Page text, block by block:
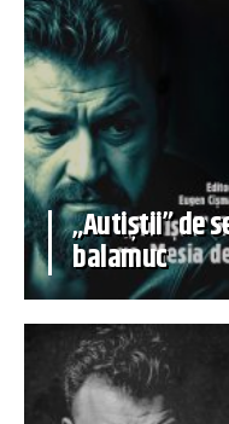
„Autiștii” de
balamuc